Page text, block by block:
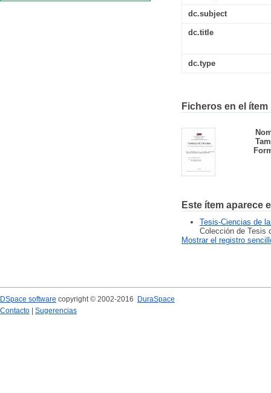
dc.subject
dc.title
dc.type
Ficheros en el ítem
Este ítem aparece
Tesis-Ciencias de
Colección de Tesis
Mostrar el registro
DSpace software copyright © 2002-2016
DuraSpace
Contacto
Sugerencias